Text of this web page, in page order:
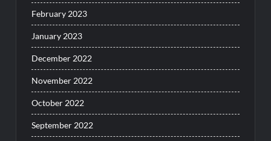
February 2023
January 2023
December 2022
November 2022
October 2022
September 2022